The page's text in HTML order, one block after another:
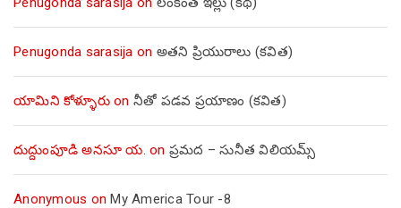
Penugonda sarasija on అతని ప్రియురాలు (కవిత)
యామిని కోళ్ళూరుon నీతో పడవ ప్రయాణం (కవిత)
దుద్దుంపూడి అనసూ య. on ప్రమద – సునీత విలియమ్స్
Anonymous onMy America Tour -8